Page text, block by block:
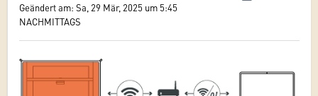
Geändert am: Sa, 29 Mär, 2025 um 5:45
NACHMITTAGS